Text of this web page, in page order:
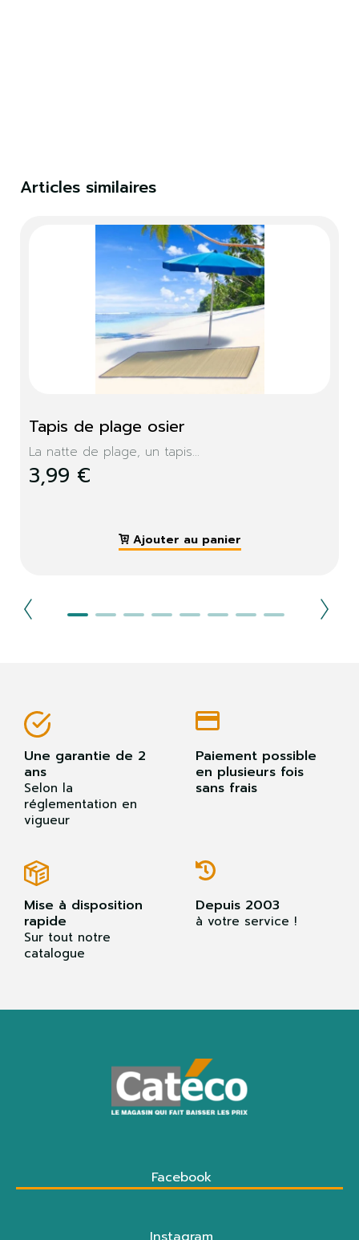
Articles similaires
Tapis de plage osier
La natte de plage, un tapis...
3,99 €
Ajouter au panier
Une garantie de 2
ans
Selon la
réglementation en
vigueur
Paiement possible
en plusieurs fois
sans frais
Mise à disposition
rapide
Sur tout notre
catalogue
Depuis 2003
à votre service !
Facebook
produits dans votre liste de souhaits.
S'identifier